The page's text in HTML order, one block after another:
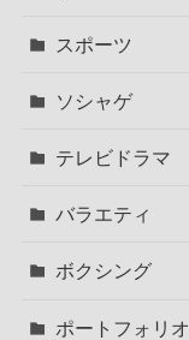
スポーツ
ソシャゲ
テレビドラマ
バラエティ
ボクシング
ポートフォリオ